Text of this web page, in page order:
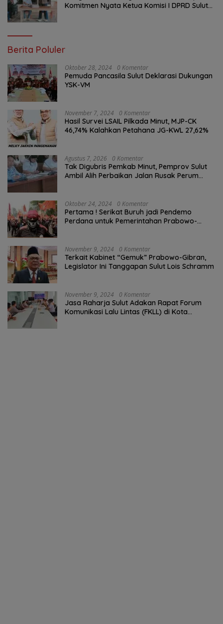
Komitmen Nyata Ketua Komisi I DPRD Sulut
Berita Poluler
Oktober 28, 2024 0 Komentar
Pemuda Pancasila Sulut Deklarasi Dukungan
YSK-VM
November 7, 2024 0 Komentar
Hasil Survei LSAIL Pilkada Minut, MJP-CK
46,74% Kalahkan Petahana JG-KWL 27,62%
Agustus 7, 2026 0 Komentar
Tak Digubris Pemkab Minut, Pemprov Sulut
Ambil Alih Perbaikan Jalan Rusak Perum
Oktober 24, 2024 0 Komentar
Pertama ! Serikat Buruh jadi Pendemo
Perdana untuk Pemerintahan Prabowo-
November 9, 2024 0 Komentar
Terkait Kabinet “Gemuk” Prabowo-Gibran,
Legislator Ini Tanggapan Sulut Lois Schramm
November 9, 2024 0 Komentar
Jasa Raharja Sulut Adakan Rapat Forum
Komunikasi Lalu Lintas (FKLL) di Kota